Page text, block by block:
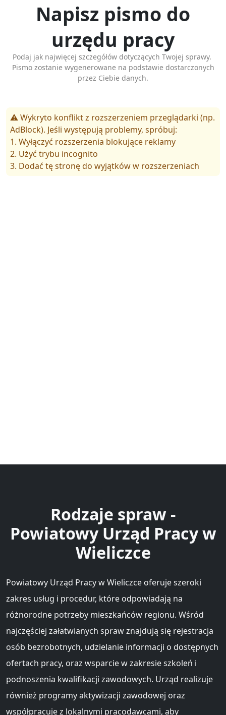
Napisz pismo do
urzędu pracy
Podaj jak najwięcej szczegółów dotyczących Twojej sprawy.
Pismo zostanie wygenerowane na podstawie dostarczonych
przez Ciebie danych.
⚠️ Wykryto konflikt z rozszerzeniem przeglądarki (np.
AdBlock). Jeśli występują problemy, spróbuj:
1. Wyłączyć rozszerzenia blokujące reklamy
2. Użyć trybu incognito
3. Dodać tę stronę do wyjątków w rozszerzeniach
Rodzaje spraw -
Powiatowy Urząd Pracy w
Wieliczce
Powiatowy Urząd Pracy w Wieliczce oferuje szeroki
zakres usług i procedur, które odpowiadają na
różnorodne potrzeby mieszkańców regionu. Wśród
najczęściej załatwianych spraw znajdują się rejestracja
osób bezrobotnych, udzielanie informacji o dostępnych
ofertach pracy, oraz wsparcie w zakresie szkoleń i
podnoszenia kwalifikacji zawodowych. Urząd realizuje
również programy aktywizacji zawodowej oraz
współpracuje z lokalnymi pracodawcami, aby